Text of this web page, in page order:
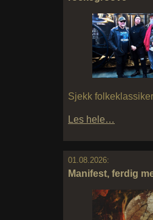
Sjekk
Les hele…
01.08.2026:
Manifest, ferdig